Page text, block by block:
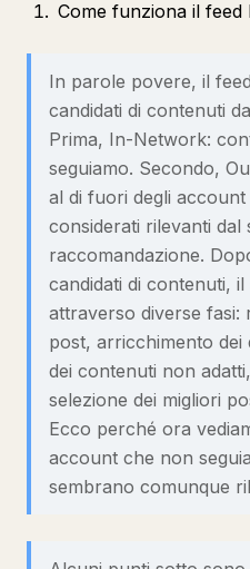
Come funziona il feed
In parole povere, il
candidati di contenuti
Prima, In-Network:
seguiamo. Secondo,
al di fuori degli
considerati rilevanti dal
raccomandazione.
candidati di contenuti, il
attraverso diverse fasi:
post, arricchimento dei
dei contenuti non
selezione dei migliori
Ecco perché ora
account che non
sembrano comunque